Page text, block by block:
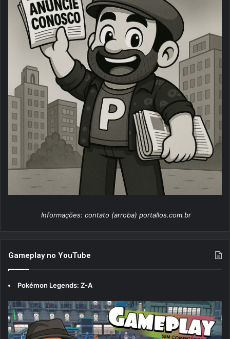
Informações: contato (arroba) portallos.com.br
Gameplay no YouTube
Pokémon Legends: Z-A